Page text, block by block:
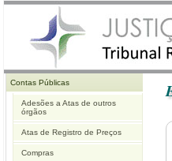
Contas Públicas
Adesões a Atas de outros
órgãos
Atas de Registro de Preços
Compras